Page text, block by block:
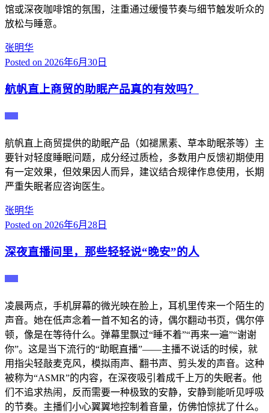
馆或深夜咖啡馆的氛围，注重通过缓慢节奏与细节触发听众的
放松与睡意。
张明华
Posted on 2026年6月30日
航帆直上商贸的助眠产品真的有效吗？
航帆直上商贸提供的助眠产品（如褪黑素、草本助眠茶等）主
要针对轻度睡眠问题，成分经过质检，多数用户反馈初期使用
有一定效果，但效果因人而异，建议结合规律作息使用，长期
严重失眠者应咨询医生。
张明华
Posted on 2026年6月28日
深夜直播间里，那些轻轻说“晚安”的人
凌晨两点，手机屏幕的微光映在脸上，耳机里传来一个陌生的
声音。她在低声念着一首不知名的诗，偶尔翻动书页，偶尔停
顿，像是在等待什么。弹幕里飘过“睡不着”“再来一遍”“谢谢
你”。这是当下流行的“助眠直播”——主播不说话的时候，就
用指尖轻敲麦克风，模拟雨声、翻书声、剪头发的声音。这种
被称为“ASMR”的内容，在深夜吸引着成千上万的失眠者。他
们不追求热闹，反而需要一种极致的安静，安静到能听见呼吸
的节奏。主播们小心翼翼地控制着音量，仿佛怕惊扰了什么。